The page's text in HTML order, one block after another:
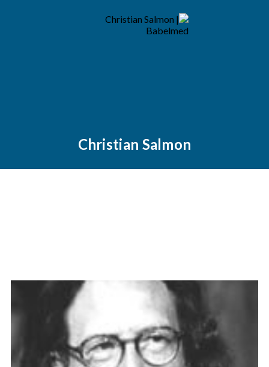
Christian Salmon